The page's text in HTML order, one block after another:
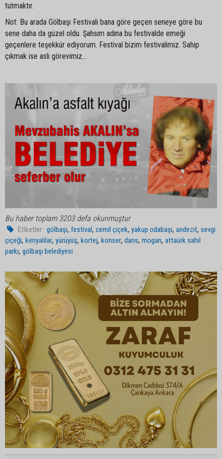
tutmaktır.
Not: Bu arada Gölbaşı Festivali bana göre geçen seneye göre bu
sene daha da güzel oldu. Şahsım adına bu festivalde emeği
geçenlere teşekkür ediyorum. Festival bizim festivalimiz. Sahip
çıkmak ise asli görevimiz…
Bu haber toplam 3203 defa okunmuştur
Etiketler : gölbaşı,festival,cemil çiçek,yakup odabaşı,andezit,sevgi
çiçeği, kenyalılar, yürüyüş, kortej, konser, dans, mogan, attaürk sahil
parkı, gölbaşı belediyesi